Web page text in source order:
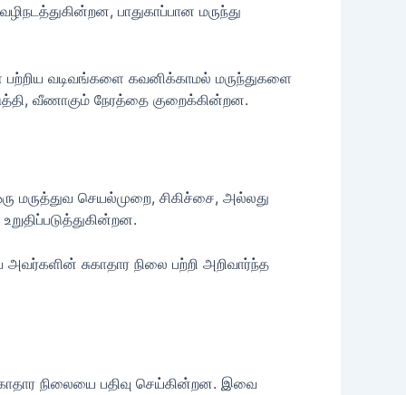
பாதுகாப்பான மருந்து
வடிவங்களை கவனிக்காமல் மருந்துகளை
வீணாகும் நேரத்தை குறைக்கின்றன.
மருத்துவ செயல்முறை, சிகிச்சை, அல்லது
சுகாதார நிலை பற்றி அறிவார்ந்த
நிலையை பதிவு செய்கின்றன. இவை